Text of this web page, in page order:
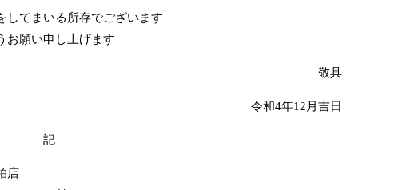
してまいる所存でございます
お願い申し上げます
敬具
令和4年12月吉日
記
店